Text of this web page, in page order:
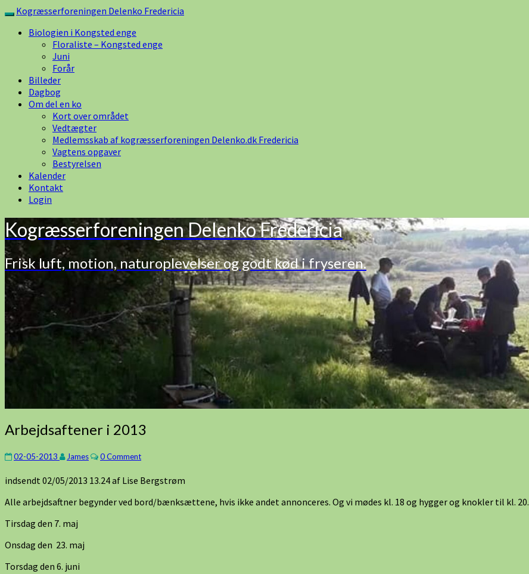
Skip
content
Toggle
navigation
Kogræsserforeningen Delenko Fredericia
Biologien i Kongsted enge
Floraliste – Kongsted enge
Juni
Forår
Billeder
Dagbog
Om del en ko
Kort over området
Vedtægter
Medlemsskab af kogræsserforeningen Delenko.dk Fredericia
Vagtens opgaver
Bestyrelsen
Kalender
Kontakt
Login
Kogræsserforeningen Delenko Fredericia
Frisk luft, motion, naturoplevelser og godt kød i fryseren.
Arbejdsaftener
i
2013
Arbejdsaftener i 2013
02-05-2013 James Comments
0 Comment
indsendt 02/05/2013 13.24 af Lise Bergstrøm
Alle arbejdsaftner begynder ved bord/bænksættene, hvis ikke andet annonceres. Og vi mødes kl. 18 og hygger og knokler til kl. 20.
Tirsdag den 7. maj
Onsdag den 23. maj
Torsdag den 6. juni